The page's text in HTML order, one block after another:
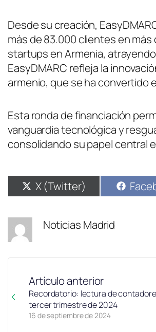
Desde su creación,
más de 83.000 clientes en
startups en Armenia,
EasyDMARC refleja la
armenio, que se ha convertido
Esta ronda de financiación
vanguardia tecnológica y
consolidando su papel central
X (Twitter)
Noticias Madrid
Artículo anterior
16 de septiembre de 2024
Recordatorio: lectura de
tercer trimestre de 2024